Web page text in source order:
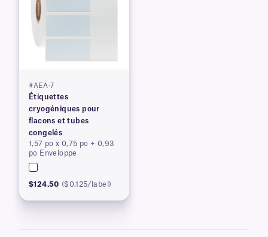
#AEA-7
Étiquettes
cryogéniques pour
flacons et tubes
congelés
1,57 po x 0,75 po + 0,93
po Enveloppe
$124.50 ($0.125/label)